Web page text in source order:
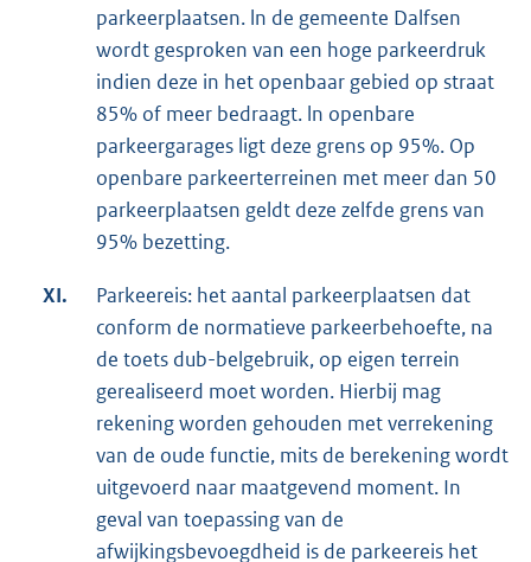
parkeerplaatsen. ln de gemeente Dalfsen
wordt gesproken van een hoge parkeerdruk
indien deze in het openbaar gebied op straat
85% of meer bedraagt. ln openbare
parkeergarages ligt deze grens op 95%. Op
openbare parkeerterreinen met meer dan 50
parkeerplaatsen geldt deze zelfde grens van
95% bezetting.
XI.
Parkeereis: het aantal parkeerplaatsen dat
conform de normatieve parkeerbehoefte, na
de toets dub-belgebruik, op eigen terrein
gerealiseerd moet worden. Hierbij mag
rekening worden gehouden met verrekening
van de oude functie, mits de berekening wordt
uitgevoerd naar maatgevend moment. In
geval van toepassing van de
afwijkingsbevoegdheid is de parkeereis het